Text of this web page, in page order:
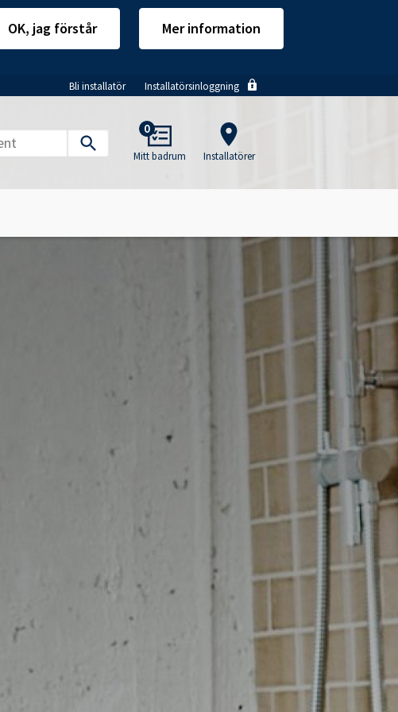
OK, jag förstår Mer information
Bli installatör Installatörsinloggning
0
Mitt badrum
navigation
Installatörer